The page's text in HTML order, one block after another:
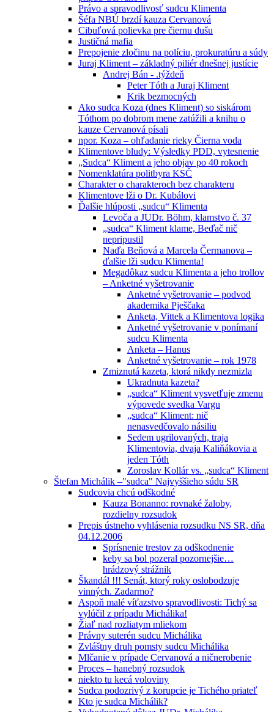
Právo a spravodlivosť sudcu Klimenta
Šéfa NBÚ brzdí kauza Cervanová
Cibuľová polievka pre čiernu dušu
Justičná mafia
Prepojenie zločinu na políciu, prokuratúru a súdy
Juraj Kliment – základný piliér dnešnej justície
Andrej Bán - .týždeň
Peter Tóth a Juraj Kliment
Krik bezmocných
Ako sudca Koza (dnes Kliment) so siskárom
Tóthom po dobrom mene zatúžili a knihu o
kauze Cervanová písali
npor. Koza – ohľadanie rieky Čierna voda
Klimentove bludy: Výsledky PDD, vytesnenie
„Sudca“ Kliment a jeho objav po 40 rokoch
Nomenklatúra politbyra KSČ
Charakter o charakteroch bez charakteru
Klimentove lži o Dr. Kubálovi
Ďalšie hlúposti „sudcu“ Klimenta
Levoča a JUDr. Böhm, klamstvo č. 37
„sudca“ Kliment klame, Beďač nič
nepripustil
Naďa Beňová a Marcela Čermanova –
ďalšie lži sudcu Klimenta!
Megadôkaz sudcu Klimenta a jeho trollov
– Anketné vyšetrovanie
Anketné vyšetrovanie – podvod
akademika Pješčaka
Anketa, Vittek a Klimentova logika
Anketné vyšetrovanie v ponímaní
sudcu Klimenta
Anketa – Hanus
Anketné vyšetrovanie – rok 1978
Zmiznutá kazeta, ktorá nikdy nezmizla
Ukradnuta kazeta?
„sudca“ Kliment vysvetľuje zmenu
výpovede svedka Vargu
„sudca“ Kliment: nič
nenasvedčovalo násiliu
Sedem ugrilovaných, traja
Klimentovia, dvaja Kaliňákovia a
jeden Tóth
Zoroslav Kollár vs. „sudca“ Kliment
Štefan Michálik –"sudca" Najvyššieho súdu SR
Sudcovia chcú odškodné
Kauza Bonanno: rovnaké žaloby,
rozdielny rozsudok
Prepis ústneho vyhlásenia rozsudku NS SR, dňa
04.12.2006
Sprísnenie trestov za odškodnenie
keby sa bol pozeral pozornejšie…
hrádzový strážnik
Škandál !!! Senát, ktorý roky oslobodzuje
vinných. Zadarmo?
Aspoň malé víťazstvo spravodlivosti: Tichý sa
vylúčil z prípadu Michálika!
Žiaľ nad rozliatym mliekom
Právny suterén sudcu Michálika
Zvláštny druh pomsty sudcu Michálika
Mlčanie v prípade Cervanová a ničnerobenie
Proces – hanebný rozsudok
niekto tu kecá voloviny
Sudca podozrivý z korupcie je Tichého priateľ
Kto je sudca Michálik?